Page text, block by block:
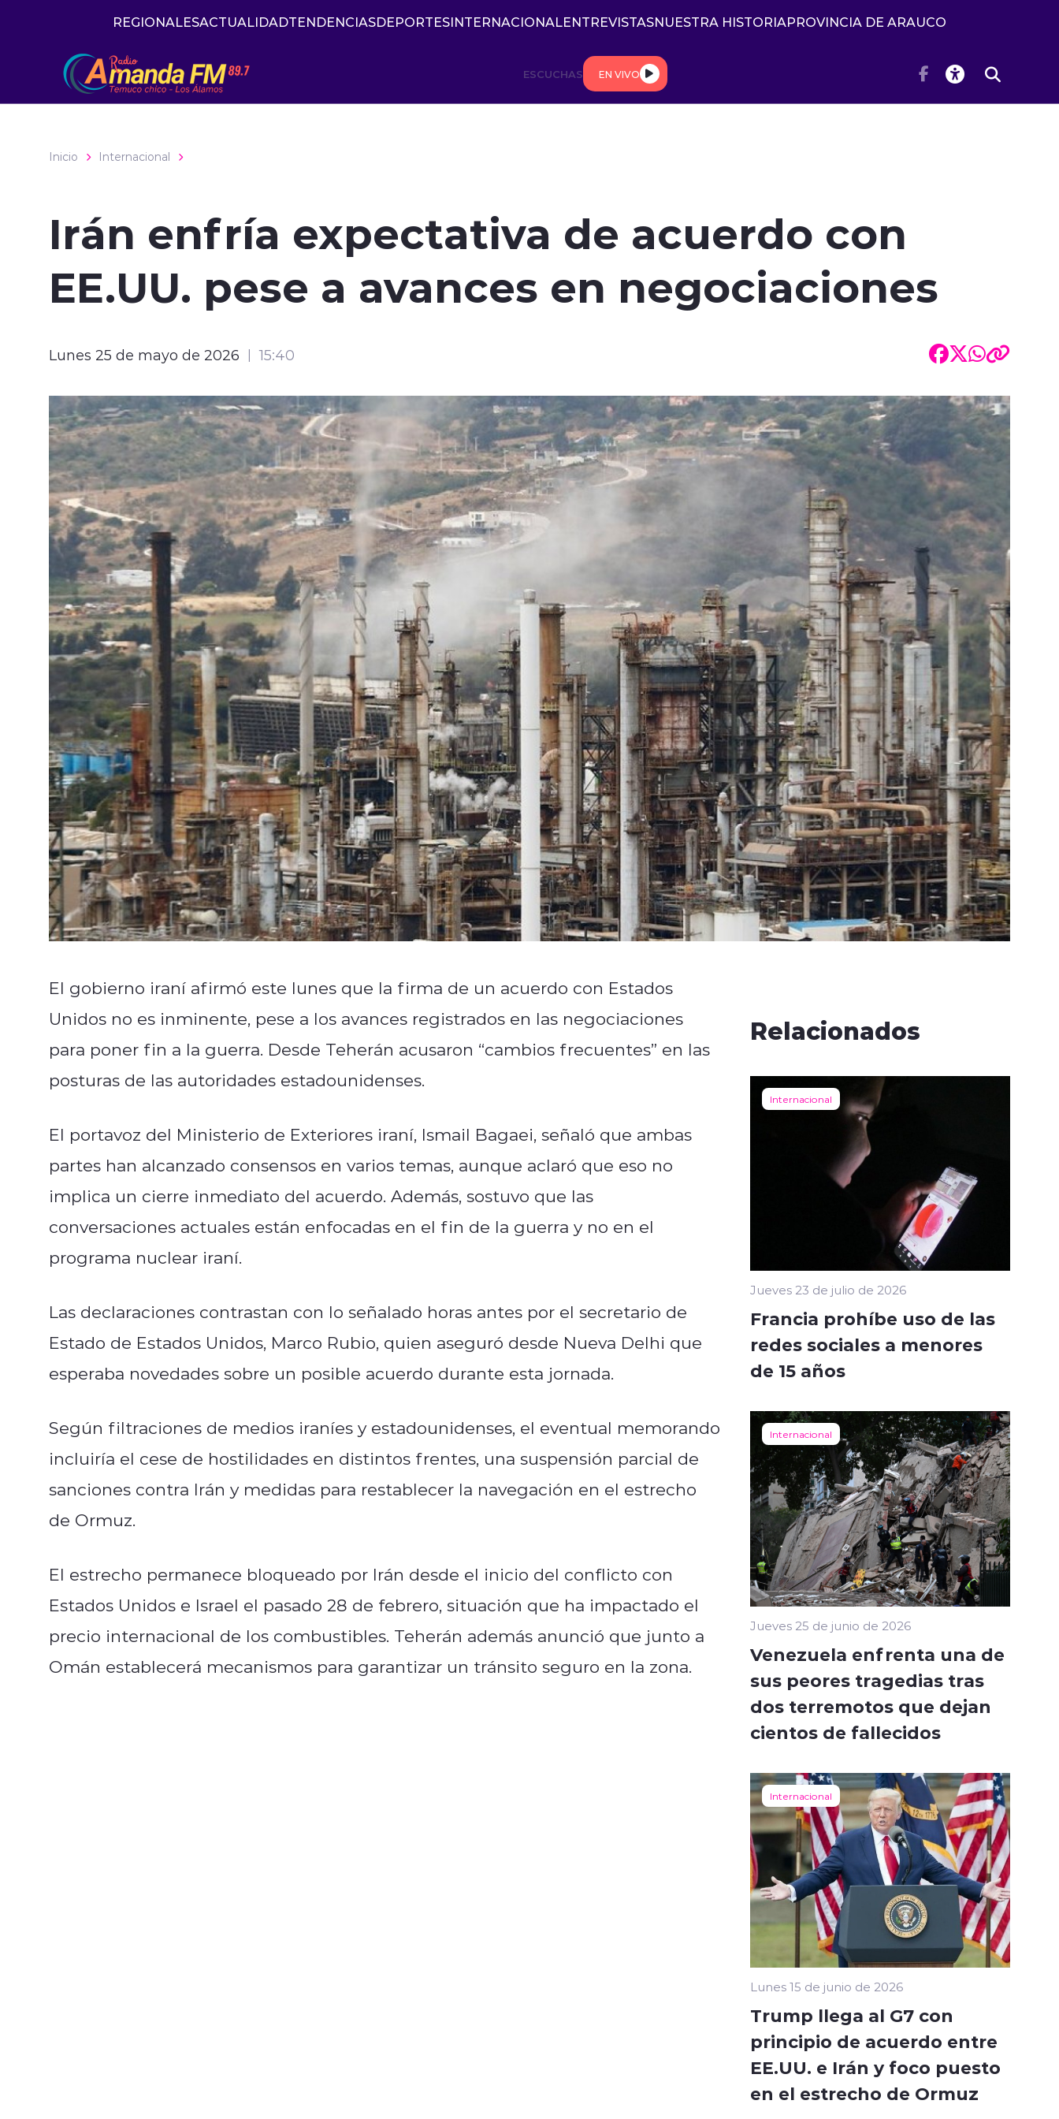
REGIONALESACTUALIDADTENDENCIASDEPORTESINTERNACIONALENTREVISTASNUESTRA HISTORIAPROVINCIA DE ARAUCO
ESCUCHAS EN VIVO
Inicio Internacional
Irán enfría expectativa de acuerdo con
EE.UU. pese a avances en negociaciones
Lunes 25 de mayo de 2026 15:40
El gobierno iraní afirmó este lunes que la firma de un acuerdo con Estados
Unidos no es inminente, pese a los avances registrados en las negociaciones
para poner fin a la guerra. Desde Teherán acusaron “cambios frecuentes” en las
posturas de las autoridades estadounidenses.
El portavoz del Ministerio de Exteriores iraní, Ismail Bagaei, señaló que ambas
partes han alcanzado consensos en varios temas, aunque aclaró que eso no
implica un cierre inmediato del acuerdo. Además, sostuvo que las
conversaciones actuales están enfocadas en el fin de la guerra y no en el
programa nuclear iraní.
Las declaraciones contrastan con lo señalado horas antes por el secretario de
Estado de Estados Unidos, Marco Rubio, quien aseguró desde Nueva Delhi que
esperaba novedades sobre un posible acuerdo durante esta jornada.
Según filtraciones de medios iraníes y estadounidenses, el eventual memorando
incluiría el cese de hostilidades en distintos frentes, una suspensión parcial de
sanciones contra Irán y medidas para restablecer la navegación en el estrecho
de Ormuz.
El estrecho permanece bloqueado por Irán desde el inicio del conflicto con
Estados Unidos e Israel el pasado 28 de febrero, situación que ha impactado el
precio internacional de los combustibles. Teherán además anunció que junto a
Omán establecerá mecanismos para garantizar un tránsito seguro en la zona.
Relacionados
Internacional
Jueves 23 de julio de 2026
Francia prohíbe uso de las
redes sociales a menores
de 15 años
Internacional
Jueves 25 de junio de 2026
Venezuela enfrenta una de
sus peores tragedias tras
dos terremotos que dejan
cientos de fallecidos
Internacional
Lunes 15 de junio de 2026
Trump llega al G7 con
principio de acuerdo entre
EE.UU. e Irán y foco puesto
en el estrecho de Ormuz